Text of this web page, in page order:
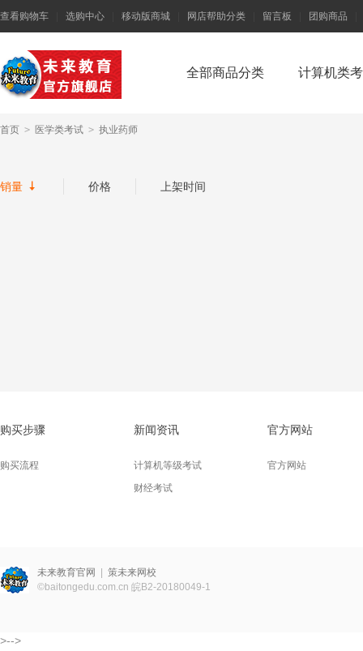
查看购物车 选购中心 移动版商城 网店帮助分类 留言板 团购商品
全部商品分类 计算机类
首页 > 医学类考试 > 执业药师
销量  价格 上架时间
购买步骤
购买流程
新闻资讯
计算机等级考试
财经考试
官方网站
官方网站
未来教育官网
策未来网校
©baitongedu.com.cn 皖B2-20180049-1
>-->